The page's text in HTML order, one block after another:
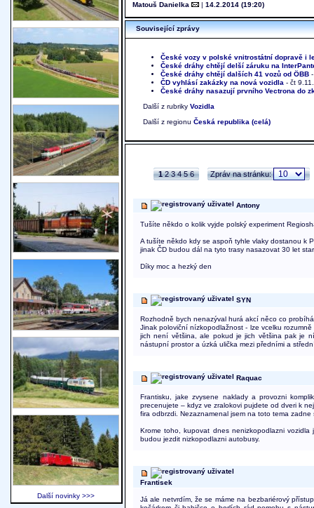
Matouš Danielka 14.2.2014 (19:20)
Související zprávy
České vozy v polské vnitrostátní dopravě i
České dráhy chtějí delší záruku na
České dráhy chtějí dalších 41 vozů od ÖBB
ČD vyhlásí zakázky na nová vozidla - čt
České dráhy nasazují prvního Vectrona do
Další z rubriky Vozidla
Další z regionu Česká republika (celá)
1 2 3 4 5 6 Zpráv na stránku:
Antony
Tušíte někdo o kolik vyjde polský experiment
A tušíte někdo kdy se aspoň tyhle vlaky dostanou k
jinak ČD budou dál na tyto trasy nasazovat 30 let
Díky moc a hezký den
SYN
Rozhodně bych nenazýval hurá akcí něco co
Jinak poloviční nízkopodlažnost - lze vcelku
jich není většina, ale pokud je jich většina pak je
nástupní prostor a úzká ulička mezi předními a
Raquac
Frantisku, jake zvysene naklady a provozni
precenujete – kdyz ve zralokovi pujdete od dveri k
fira odbrzdi. Nezaznamenal jsem na toto tema
Krome toho, kupovat dnes nenizkopodlazni
budou jezdit nizkopodlazni autobusy.
Frantisek
Já ale netvrdím, že se máme na bezbariérový
Další novinky >>>